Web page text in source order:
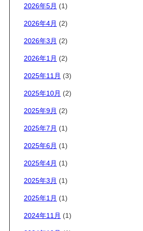
2026年5月 (1)
2026年4月 (2)
2026年3月 (2)
2026年1月 (2)
2025年11月 (3)
2025年10月 (2)
2025年9月 (2)
2025年7月 (1)
2025年6月 (1)
2025年4月 (1)
2025年3月 (1)
2025年1月 (1)
2024年11月 (1)